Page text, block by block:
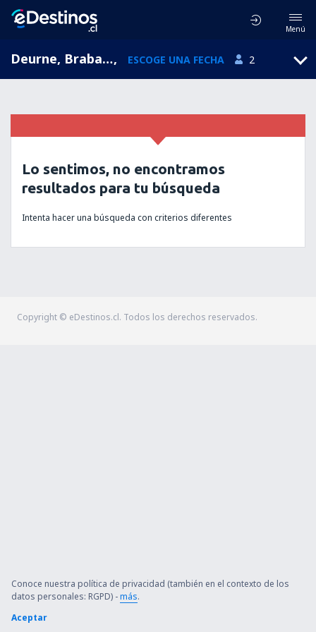
Menú
Deurne, Brabante Septentrional, Holanda, ESCOGE UNA FECHA 2
Lo sentimos, no encontramos
resultados para tu búsqueda
Intenta hacer una búsqueda con criterios diferentes
Copyright © eDestinos.cl. Todos los derechos reservados.
Conoce nuestra política de privacidad (también en el contexto de los
datos personales: RGPD) -más.
Aceptar